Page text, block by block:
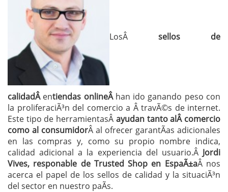
LosÂ sellos de
calidadÂ entiendas onlineÂ han ido ganando peso con
la proliferaciÃ³n del comercio a Â travÃ©s de internet.
Este tipo de herramientasÂ ayudan tanto alÂ comercio
como al consumidorÂ al ofrecer garantÃ­as adicionales
en las compras y, como su propio nombre indica,
calidad adicional a la experiencia del usuario.Â Jordi
Vives, responable de Trusted Shop en EspaÃ±aÂ nos
acerca el papel de los sellos de calidad y la situaciÃ³n
del sector en nuestro paÃ­s.